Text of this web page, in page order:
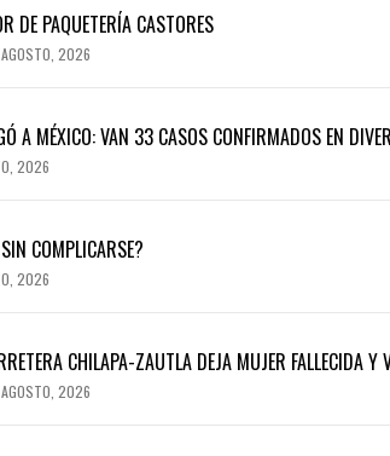
DE PAQUETERÍA CASTORES
2026
A MÉXICO: VAN 33 CASOS CONFIRMADOS EN
2026
COMPLICARSE?
2026
CHILAPA-ZAUTLA DEJA MUJER FALLECIDA Y
2026